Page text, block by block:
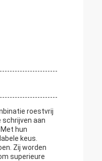
roestvrij
schrijven aan
hun
keus.
Zij worden
superieure